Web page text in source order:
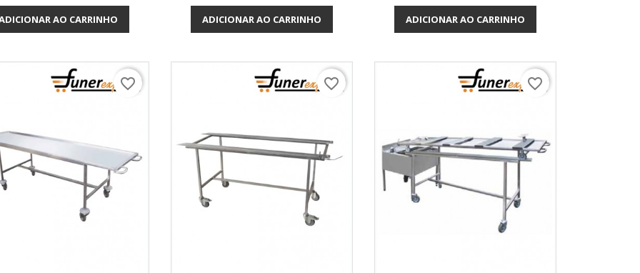
Vista rápida
AO CARRINHO Vista rápida
ADICIONAR AO CARRINHO Vista rápida
ADICIONAR AO CARRINHO
favorite_border favorite_border favorite_border